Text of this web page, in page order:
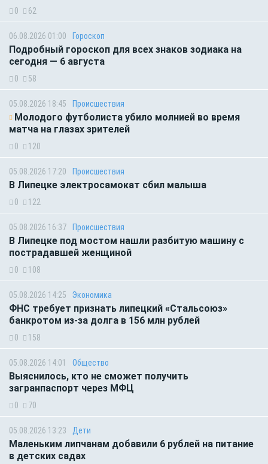
0 62
06.08.2026 01:00 Гороскоп
Подробный гороскоп для всех знаков зодиака на
сегодня — 6 августа
0 58
05.08.2026 18:45 Происшествия
Молодого футболиста убило молнией во время
матча на глазах зрителей
0 120
05.08.2026 17:20 Происшествия
В Липецке электросамокат сбил малыша
0 122
05.08.2026 16:37 Происшествия
В Липецке под мостом нашли разбитую машину с
пострадавшей женщиной
0 108
05.08.2026 14:25 Экономика
ФНС требует признать липецкий «Стальсоюз»
банкротом из-за долга в 156 млн рублей
0 158
05.08.2026 14:01 Общество
Выяснилось, кто не сможет получить
загранпаспорт через МФЦ
0 70
05.08.2026 13:23 Дети
Маленьким липчанам добавили 6 рублей на питание
в детских садах